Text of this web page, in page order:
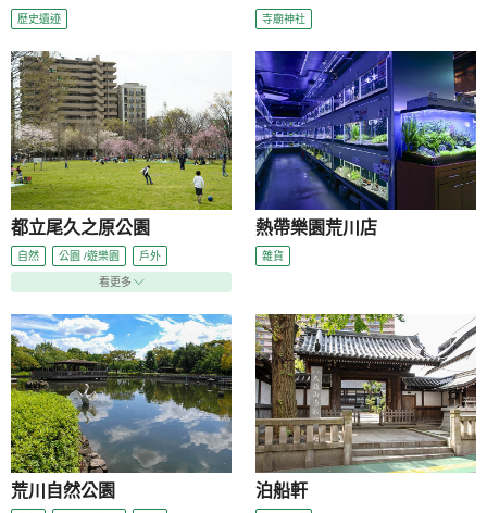
歷史遺迹 寺廟神社
都立尾久之原公園
自然 公園 /遊樂園 戶外
看更多
熱帶樂園荒川店
雜貨
荒川自然公園 泊船軒